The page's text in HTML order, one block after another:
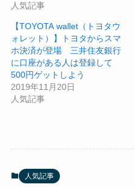
人気記事
【TOYOTA wallet（トヨタウ
ォレット）】トヨタからスマ
ホ決済が登場 三井住友銀行
に口座がある人は登録して
500円ゲットしよう
2019年11月20日
人気記事
人気記事